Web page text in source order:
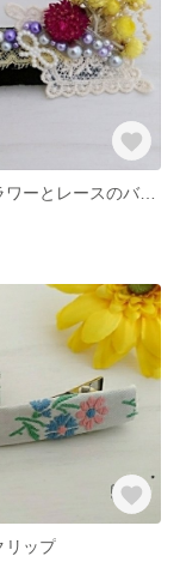
ドライフラワーとレースのバレッタ
リップ